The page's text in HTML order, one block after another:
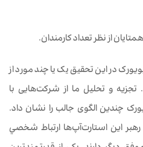
در این تحقیق یک یا چند مورد از
تجزیه و تحلیل ما از شرکت‌هایی با
چندین الگوی جالب را نشان داد.
رهبر اين استارت‌آپ‌ها ارتباط شخصي